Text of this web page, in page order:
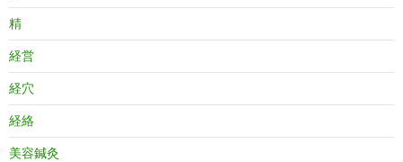
精
経営
経穴
経絡
美容鍼灸